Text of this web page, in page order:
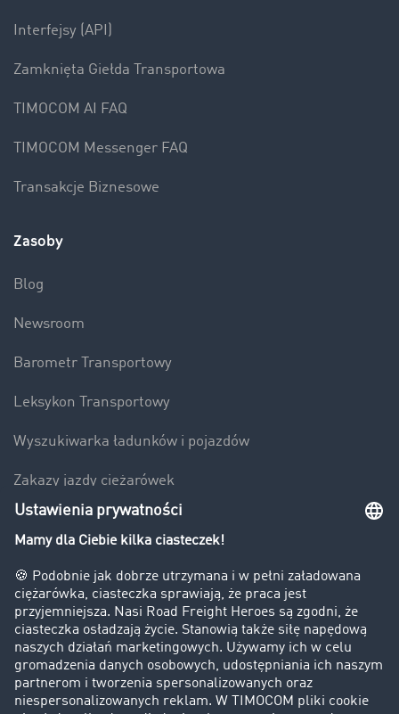
Interfejsy (API)
Zamknięta Giełda Transportowa
TIMOCOM AI FAQ
TIMOCOM Messenger FAQ
Transakcje Biznesowe
Zasoby
Blog
Newsroom
Barometr Transportowy
Leksykon Transportowy
Wyszukiwarka ładunków i pojazdów
Zakazy jazdy ciężarówek
Bezpieczeństwo
Firma
Historie sukcesu
Klienci pozyskują nowych klientów
Informacje prawne